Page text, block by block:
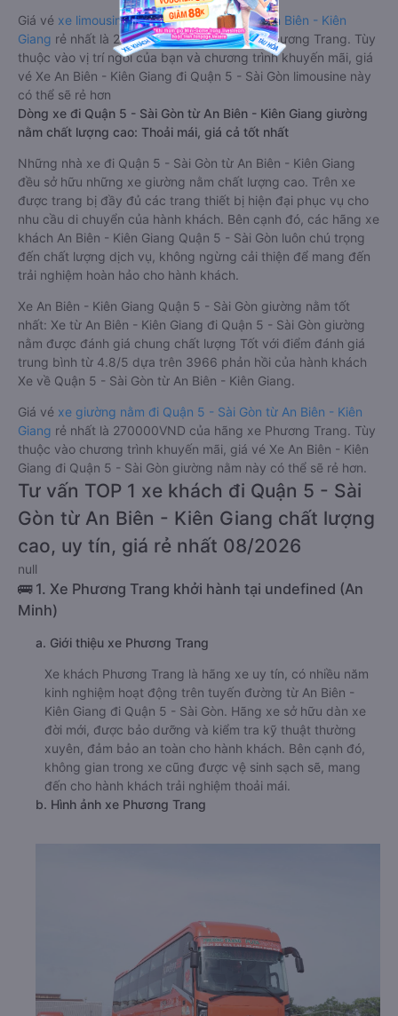
Giá vé xe limousine đi Quận 5 - Sài Gòn từ An Biên - Kiên
Giang rẻ nhất là 270000VND của hãng xe Phương Trang. Tùy
thuộc vào vị trí ngồi của bạn và chương trình khuyến mãi, giá
vé Xe An Biên - Kiên Giang đi Quận 5 - Sài Gòn limousine này
có thể sẽ rẻ hơn
Dòng xe đi Quận 5 - Sài Gòn từ An Biên - Kiên Giang giường
nằm chất lượng cao: Thoải mái, giá cả tốt nhất
Những nhà xe đi Quận 5 - Sài Gòn từ An Biên - Kiên Giang
đều sở hữu những xe giường nằm chất lượng cao. Trên xe
được trang bị đầy đủ các trang thiết bị hiện đại phục vụ cho
nhu cầu di chuyển của hành khách. Bên cạnh đó, các hãng xe
khách An Biên - Kiên Giang Quận 5 - Sài Gòn luôn chú trọng
đến chất lượng dịch vụ, không ngừng cải thiện để mang đến
trải nghiệm hoàn hảo cho hành khách.
Xe An Biên - Kiên Giang Quận 5 - Sài Gòn giường nằm tốt
nhất: Xe từ An Biên - Kiên Giang đi Quận 5 - Sài Gòn giường
nằm được đánh giá chung chất lượng Tốt với điểm đánh giá
trung bình từ 4.8/5 dựa trên 3966 phản hồi của hành khách
Xe về Quận 5 - Sài Gòn từ An Biên - Kiên Giang.
Giá vé xe giường nằm đi Quận 5 - Sài Gòn từ An Biên - Kiên
Giang rẻ nhất là 270000VND của hãng xe Phương Trang. Tùy
thuộc vào chương trình khuyến mãi, giá vé Xe An Biên - Kiên
Giang đi Quận 5 - Sài Gòn giường nằm này có thể sẽ rẻ hơn.
Tư vấn TOP 1 xe khách đi Quận 5 - Sài
Gòn từ An Biên - Kiên Giang chất lượng
cao, uy tín, giá rẻ nhất 08/2026
null
🚌 1. Xe Phương Trang khởi hành tại undefined (An
Minh)
a. Giới thiệu xe Phương Trang
Xe khách Phương Trang là hãng xe uy tín, có nhiều năm
kinh nghiệm hoạt động trên tuyến đường từ An Biên -
Kiên Giang đi Quận 5 - Sài Gòn. Hãng xe sở hữu dàn xe
đời mới, được bảo dưỡng và kiểm tra kỹ thuật thường
xuyên, đảm bảo an toàn cho hành khách. Bên cạnh đó,
không gian trong xe cũng được vệ sinh sạch sẽ, mang
đến cho hành khách trải nghiệm thoải mái.
b. Hình ảnh xe Phương Trang